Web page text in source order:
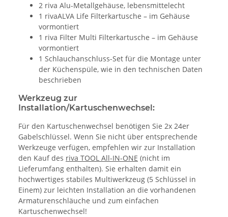
2 riva Alu-Metallgehäuse, lebensmittelecht
1 rivaALVA Life Filterkartusche – im Gehäuse
vormontiert
1 riva Filter Multi Filterkartusche – im Gehäuse
vormontiert
1 Schlauchanschluss-Set für die Montage unter
der Küchenspüle, wie in den technischen Daten
beschrieben
Werkzeug zur
Installation/Kartuschenwechsel:
Für den Kartuschenwechsel benötigen Sie 2x 24er
Gabelschlüssel. Wenn Sie nicht über entsprechende
Werkzeuge verfügen, empfehlen wir zur Installation
den Kauf des riva TOOL All-IN-ONE (nicht im
Lieferumfang enthalten). Sie erhalten damit ein
hochwertiges stabiles Multiwerkzeug (5 Schlüssel in
Einem) zur leichten Installation an die vorhandenen
Armaturenschläuche und zum einfachen
Kartuschenwechsel!